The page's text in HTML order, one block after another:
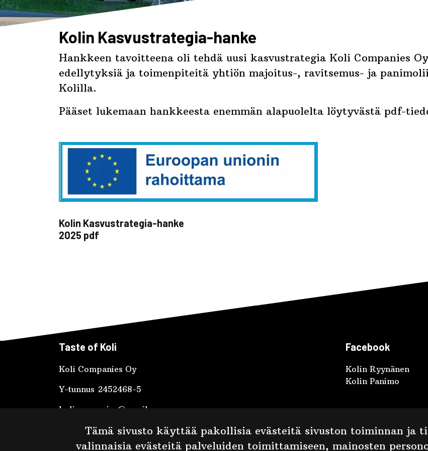
Tämä sivusto käyttää pakollisia evästeitä sivuston toiminnan ja
valinnaisia evästeitä palveluiden toimittamiseen, mainosten
Kolin Kasvustrategia-hanke
Hankkeen tavoitteena oli tehdä uusi kasvustrategia Koli Companies
edellytyksiä ja toimenpiteitä yhtiön majoitus-, ravitsemus- ja
Kolilla.
Pääset lukemaan hankkeesta enemmän alapuolelta löytyvästä pdf-
Kolin Kasvustrategia-hanke
2025 pdf
Taste of Koli
Koli Companies Oy
Y-tunnus 2452468-5
kolicompanies@gmail.com
+358 40 538 4793
Facebook
Kolin Ryynänen
Kolin Panimo